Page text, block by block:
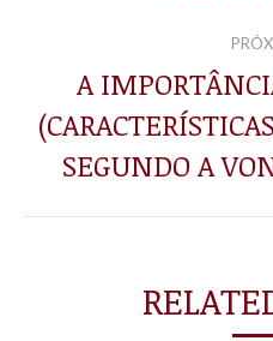
A
SEGUNDO A